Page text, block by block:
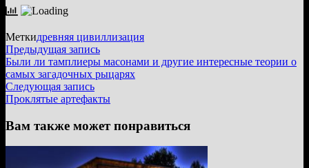
Меткидревняя цивиллизация
Навигация
по
записям
Предыдущая записьПредыдущая
запись:
Были ли тамплиеры масонами и другие интересные теории о
самых загадочных рыцарях
Следующая записьСледующая
запись:
Проклятые артефакты
Вам также может понравиться